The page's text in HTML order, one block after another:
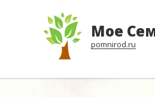
Мое
pomnirod.ru